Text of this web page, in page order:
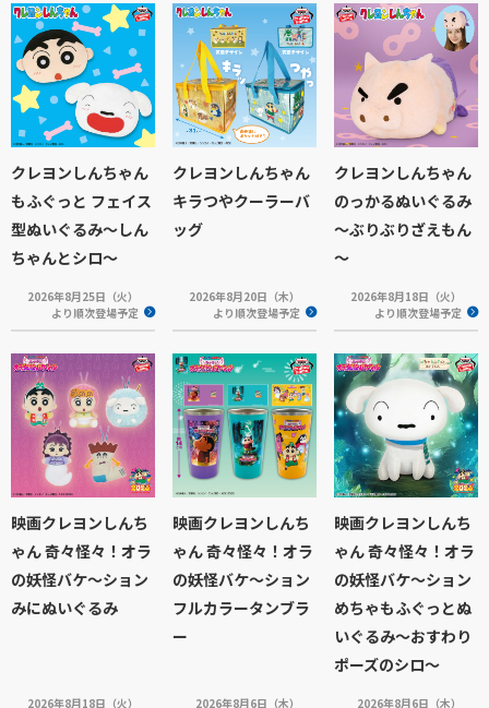
クレヨンしんちゃん
もふぐっと フェイス
型ぬいぐるみ～しん
ちゃんとシロ～
2026年8月25日（火）
より順次登場予定
クレヨンしんちゃん
キラつやクーラーバ
ッグ
2026年8月20日（木）
より順次登場予定
クレヨンしんちゃん
のっかるぬいぐるみ
～ぶりぶりざえもん
～
2026年8月18日（火）
より順次登場予定
映画クレヨンしんち
ゃん 奇々怪々！オラ
の妖怪バケ～ション
みにぬいぐるみ
2026年8月18日（火）
映画クレヨンしんち
ゃん 奇々怪々！オラ
の妖怪バケ～ション
フルカラータンブラ
ー
2026年8月6日（木）
映画クレヨンしんち
ゃん 奇々怪々！オラ
の妖怪バケ～ション
めちゃもふぐっとぬ
いぐるみ～おすわり
ポーズのシロ～
2026年8月6日（木）